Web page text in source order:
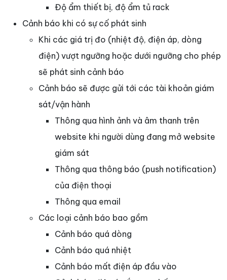
Độ ẩm thiết bị, độ ẩm tủ rack
Cảnh báo khi có sự cố phát sinh
Khi các giá trị đo (nhiệt độ, điện áp, dòng
điện) vượt ngưỡng hoặc dưới ngưỡng cho phép
sẽ phát sinh cảnh báo
Cảnh báo sẽ được gửi tới các tài khoản giám
sát/vận hành
Thông qua hình ảnh và âm thanh trên
website khi người dùng đang mở website
giám sát
Thông qua thông báo (push notification)
của điện thoại
Thông qua email
Các loại cảnh báo bao gồm
Cảnh báo quá dòng
Cảnh báo quá nhiệt
Cảnh báo mất điện áp đầu vào